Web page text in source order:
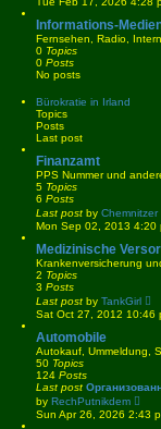
e
t
p
e
w
t
h
e
s
t
Informations-
Fernsehen, Radio,
0 Topics
0 Posts
No posts
Bürokratie in Irland
Topics
Posts
Last post
Finanzamt
PPS Nummer und
5 Topics
6 Posts
Last post by Chemnitzer
Mon Sep 02, 2013 4:20
Medizinische
Krankenversicherung
2 Topics
3 Posts
Last post by TankGirl
i
e
h
a
e
Sat Oct 27, 2012 10:46
Automobile
Autokauf, Ummeldung,
50 Topics
124 Posts
Last post
by RechPutnikdem
i
e
Sun Apr 26, 2026 2:43